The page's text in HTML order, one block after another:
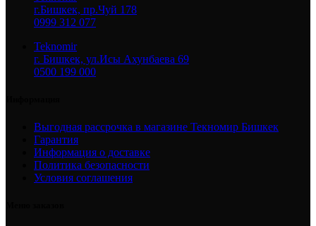
г.Бишкек, пр.Чуй 178
0999 312 077
Teknomir
г. Бишкек, ул.Исы Ахунбаева 69
0500 199 000
Выгодная рассрочка в магазине Текномир Бишкек
Гарантия
Информация о доставке
Политика безопасности
Условия соглашения